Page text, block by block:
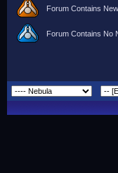
Forum Contains
Forum Contains No